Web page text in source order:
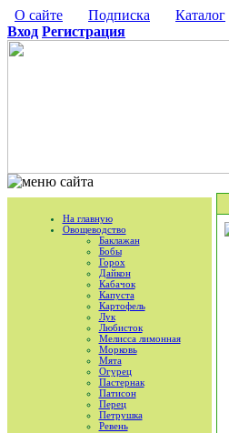
О сайте Подписка Каталог
Вход Регистрация
На главную
Овощеводство
Баклажан
Бобы
Горох
Дайкон
Кабачок
Капуста
Картофель
Лук
Любисток
Мелисса лимонная
Морковь
Мята
Огурец
Пастернак
Патисон
Перец
Петрушка
Ревень